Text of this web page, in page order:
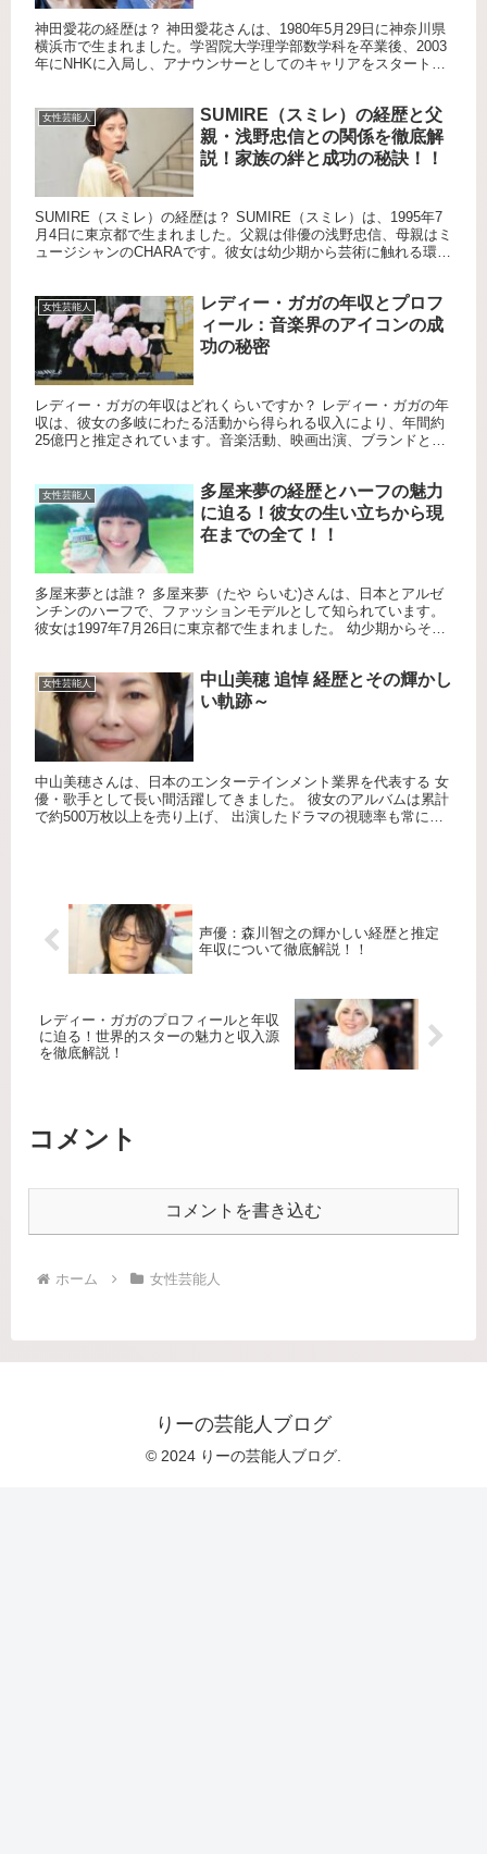
神田愛花の経歴は？ 神田愛花さんは、1980年5月29日に神奈川県
横浜市で生まれました。学習院大学理学部数学科を卒業後、2003
年にNHKに入局し、アナウンサーとしてのキャリアをスタートさ
女性芸能人
SUMIRE（スミレ）の経歴と父
親・浅野忠信との関係を徹底解
説！家族の絆と成功の秘訣！！
SUMIRE（スミレ）の経歴は？ SUMIRE（スミレ）は、1995年7
月4日に東京都で生まれました。父親は俳優の浅野忠信、母親はミ
ュージシャンのCHARAです。彼女は幼少期から芸術に触れる環境
女性芸能人
レディー・ガガの年収とプロフ
ィール：音楽界のアイコンの成
功の秘密
レディー・ガガの年収はどれくらいですか？ レディー・ガガの年
収は、彼女の多岐にわたる活動から得られる収入により、年間約
25億円と推定されています。音楽活動、映画出演、ブランドとの
女性芸能人
多屋来夢の経歴とハーフの魅力
に迫る！彼女の生い立ちから現
在までの全て！！
多屋来夢とは誰？ 多屋来夢（たや らいむ)さんは、日本とアルゼ
ンチンのハーフで、ファッションモデルとして知られています。
彼女は1997年7月26日に東京都で生まれました。 幼少期からその
女性芸能人
中山美穂 追悼 経歴とその輝かし
い軌跡～
中山美穂さんは、日本のエンターテインメント業界を代表する 女
優・歌手として長い間活躍してきました。 彼女のアルバムは累計
で約500万枚以上を売り上げ、 出演したドラマの視聴率も常に高
声優：森川智之の輝かしい経歴と推定
年収について徹底解説！！
レディー・ガガのプロフィールと年収
に迫る！世界的スターの魅力と収入源
を徹底解説！
コメント
コメントを書き込む
ホーム 女性芸能人
りーの芸能人ブログ
© 2024 りーの芸能人ブログ.